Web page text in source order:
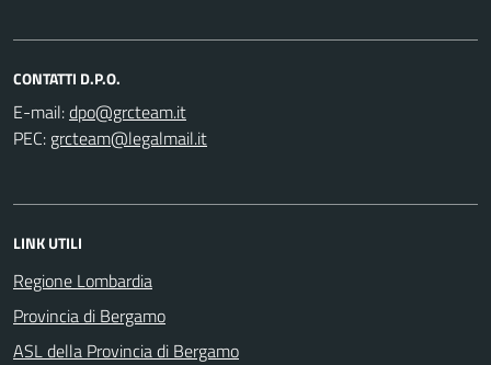
CONTATTI D.P.O.
E-mail:
PEC:
LINK UTILI
Regione Lombardia
Provincia di Bergamo
ASL della Provincia di Bergamo